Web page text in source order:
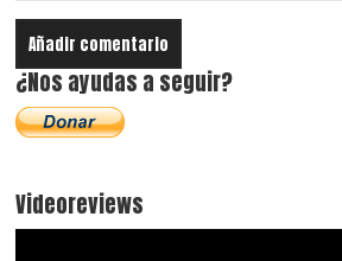
¿Nos ayudas a seguir?
Videoreviews